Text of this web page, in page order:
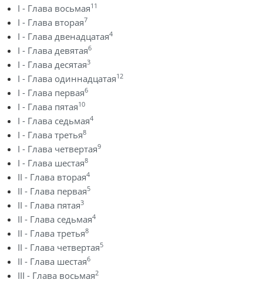
I - Глава восьмая11
I - Глава вторая7
I - Глава двенадцатая4
I - Глава девятая6
I - Глава десятая3
I - Глава одиннадцатая12
I - Глава первая6
I - Глава пятая10
I - Глава седьмая4
I - Глава третья8
I - Глава четвертая9
I - Глава шестая8
II - Глава вторая4
II - Глава первая5
II - Глава пятая3
II - Глава седьмая4
II - Глава третья8
II - Глава четвертая5
II - Глава шестая6
III - Глава восьмая2